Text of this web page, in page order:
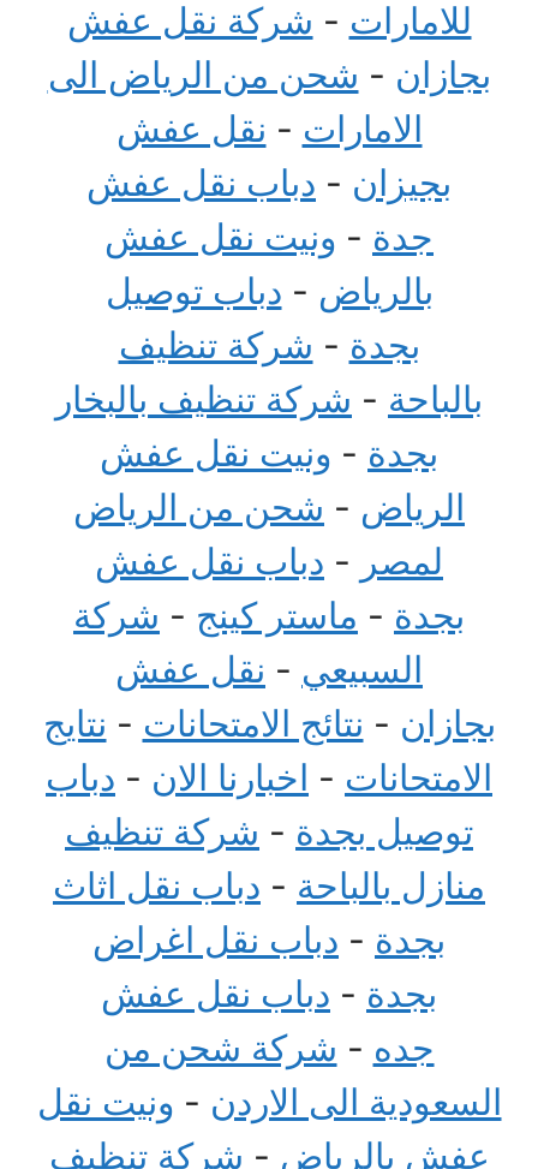
للامارات - شركة نقل عفش
بجازان - شحن من الرياض الى
الامارات - نقل عفش
بجيزان - دباب نقل عفش
جدة - ونيت نقل عفش
بالرياض - دباب توصيل
بجدة - شركة تنظيف
بالباحة - شركة تنظيف بالبخار
بجدة - ونيت نقل عفش
الرياض - شحن من الرياض
لمصر - دباب نقل عفش
بجدة - ماستر كينج - شركة
السبيعي - نقل عفش
بجازان - نتائج الامتحانات - نتايج
الامتحانات - اخبارنا الان - دباب
توصيل بجدة - شركة تنظيف
منازل بالباحة - دباب نقل اثاث
بجدة - دباب نقل اغراض
بجدة - دباب نقل عفش
جده - شركة شحن من
السعودية الى الاردن - ونيت نقل
عفش بالرياض - شركة تنظيف